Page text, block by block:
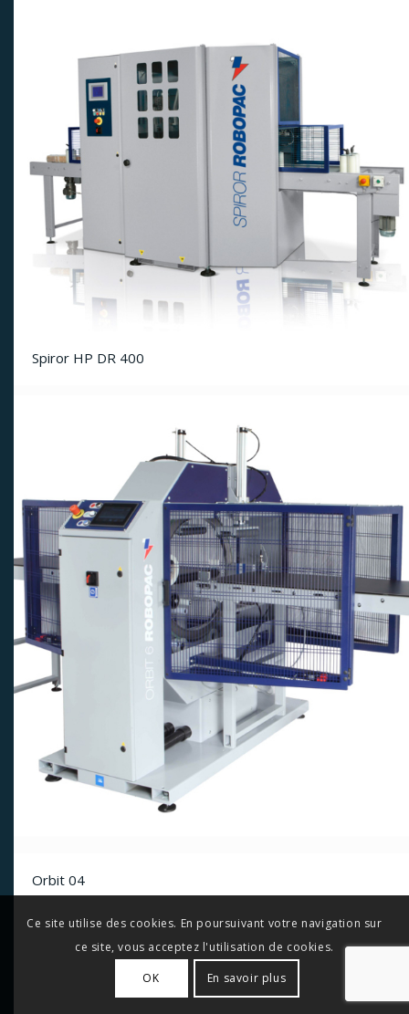
Spiror HP DR 400
Orbit 04
Ce site utilise des cookies. En poursuivant votre navigation sur
ce site, vous acceptez l'utilisation de cookies.
OK En savoir plus